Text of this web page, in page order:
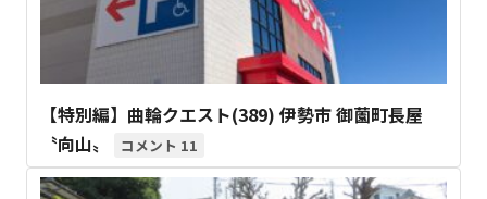
【特別編】曲輪クエスト(389) 伊勢市 御薗町長屋
〝向山〟
11